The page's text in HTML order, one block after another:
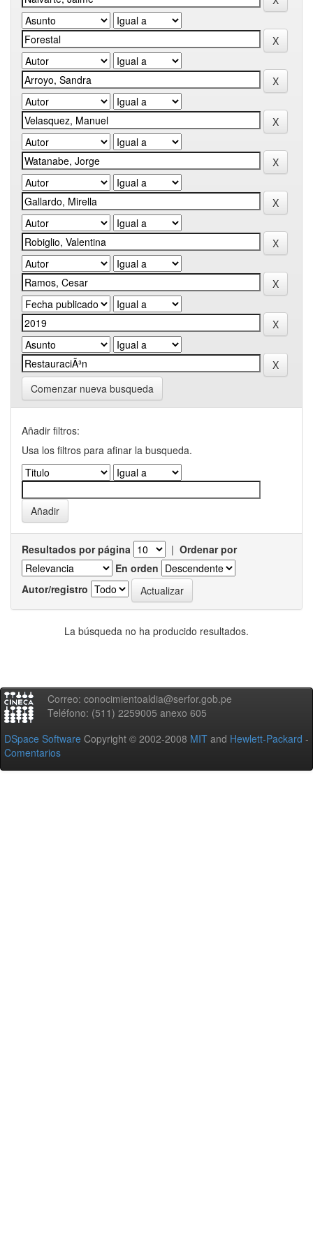
Comenzar nueva busqueda
Añadir filtros:
Usa los filtros para afinar la busqueda.
Resultados por página | Ordenar por
En orden
Autor/registro
La búsqueda no ha producido resultados.
Correo: conocimientoaldia@serfor.gob.pe
Teléfono: (511) 2259005 anexo 605
DSpace Software Copyright © 2002-2008 MIT and Hewlett-Packard -
Comentarios